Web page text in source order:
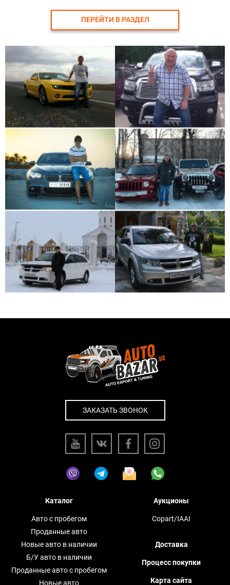
ПЕРЕЙТИ В РАЗДЕЛ
ЗАКАЗАТЬ ЗВОНОК
Каталог
Авто с пробегом
Проданные авто
Новые авто в наличии
Б/У авто в наличии
Проданные авто с пробегом
Новые авто
Аукционы
Copart/IAAI
Доставка
Процесс покупки
Карта сайта